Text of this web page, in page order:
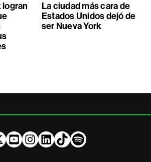
logran
La ciudad más cara de
Estados Unidos dejó de
ser Nueva York